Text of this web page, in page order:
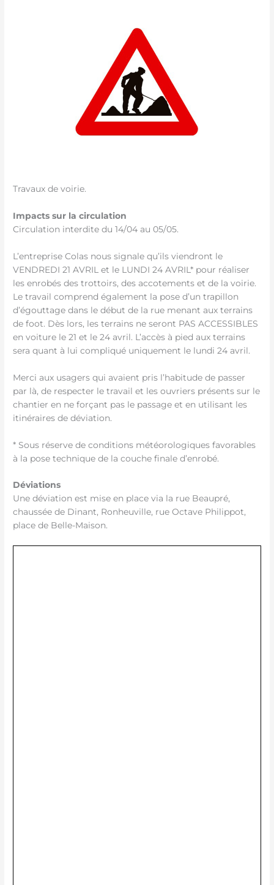
Travaux de voirie.
Impacts sur la circulation
Circulation interdite du 14/04 au 05/05.
L’entreprise Colas nous signale qu’ils viendront le
VENDREDI 21 AVRIL et le LUNDI 24 AVRIL* pour réaliser
les enrobés des trottoirs, des accotements et de la voirie.
Le travail comprend également la pose d’un trapillon
d’égouttage dans le début de la rue menant aux terrains
de foot. Dès lors, les terrains ne seront PAS ACCESSIBLES
en voiture le 21 et le 24 avril. L’accès à pied aux terrains
sera quant à lui compliqué uniquement le lundi 24 avril.
Merci aux usagers qui avaient pris l’habitude de passer
par là, de respecter le travail et les ouvriers présents sur le
chantier en ne forçant pas le passage et en utilisant les
itinéraires de déviation.
* Sous réserve de conditions météorologiques favorables
à la pose technique de la couche finale d’enrobé.
Déviations
Une déviation est mise en place via la rue Beaupré,
chaussée de Dinant, Ronheuville, rue Octave Philippot,
place de Belle-Maison.